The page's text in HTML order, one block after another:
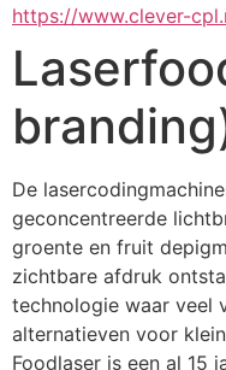
https://www.clever-
De
geconcentreerde
groente en fruit
zichtbare afdruk
technologie waar veel
alternatieven voor
Foodlaser is een al 15